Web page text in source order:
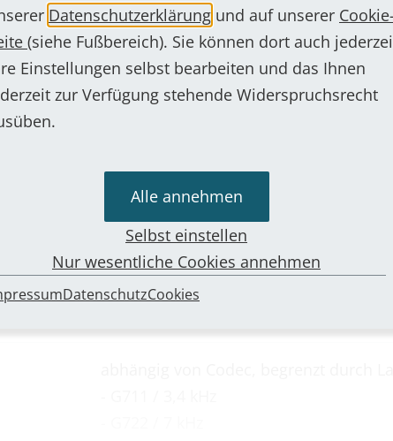
IP, TCP, UDP, ARP, IGMP, SIP, RTP,
als Add-on verfügbar: SNMP
Datenschutzerklärung und auf unserer
(siehe Fußbereich). Sie können dort auch
Einstellungen selbst bearbeiten und das Ihnen
zur Verfügung stehende Widerspruchsrecht
Alle annehmen
Selbst einstellen
Nur wesentliche Cookies annehmen
DatenschutzCookies